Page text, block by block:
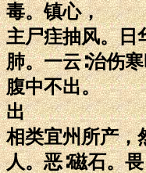
毒。镇心，
主尸疰抽风。日
肺。一云∶治伤
腹中不出。
出
相类宜州所产，
人。恶∶磁石。